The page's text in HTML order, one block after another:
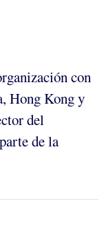
con
Hong Kong y
del
de la